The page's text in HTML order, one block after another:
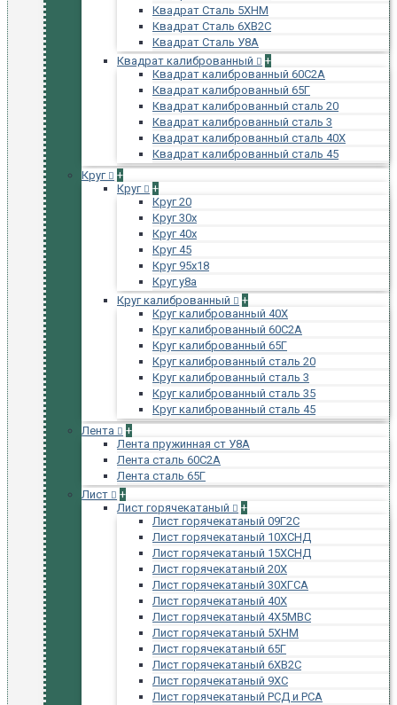
Квадрат Сталь 5ХНМ
Квадрат Сталь 6ХВ2С
Квадрат Сталь У8А
Квадрат калиброванный
+
Квадрат калиброванный 60С2А
Квадрат калиброванный 65Г
Квадрат калиброванный сталь 20
Квадрат калиброванный сталь 3
Квадрат калиброванный сталь 40Х
Квадрат калиброванный сталь 45
Круг
+
Круг
+
Круг 20
Круг 30х
Круг 40х
Круг 45
Круг 95х18
Круг у8а
Круг калиброванный
+
Круг калиброванный 40Х
Круг калиброванный 60С2А
Круг калиброванный 65Г
Круг калиброванный сталь 20
Круг калиброванный сталь 3
Круг калиброванный сталь 35
Круг калиброванный сталь 45
Лента
+
Лента пружинная ст У8А
Лента сталь 60С2А
Лента сталь 65Г
Лист
+
Лист горячекатаный
+
Лист горячекатаный 09Г2С
Лист горячекатаный 10ХСНД
Лист горячекатаный 15ХСНД
Лист горячекатаный 20Х
Лист горячекатаный 30ХГСА
Лист горячекатаный 40Х
Лист горячекатаный 4Х5МВС
Лист горячекатаный 5ХНМ
Лист горячекатаный 65Г
Лист горячекатаный 6ХВ2С
Лист горячекатаный 9ХС
Лист горячекатаный РСД и РСА